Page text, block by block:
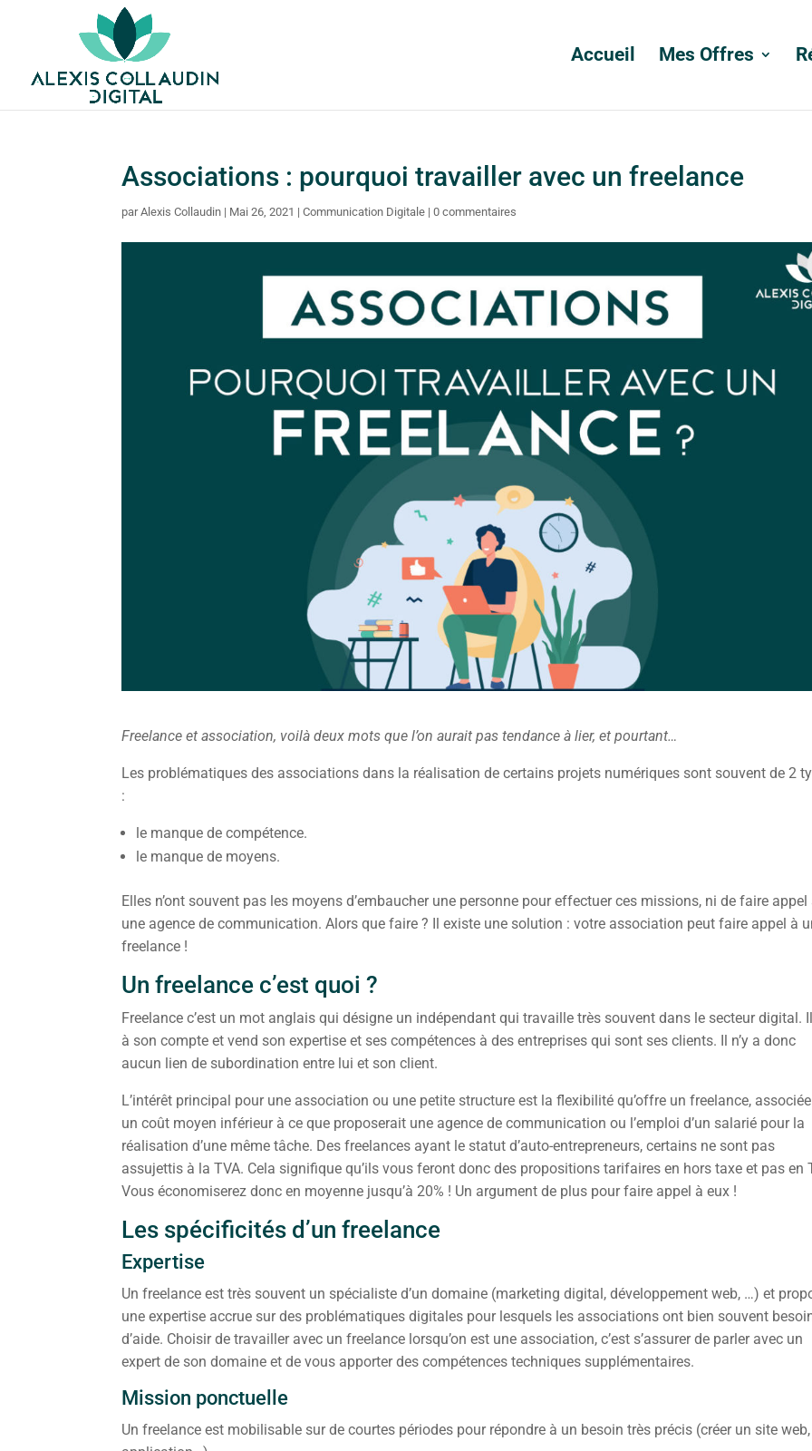
Accueil Mes Offres
Associations : pourquoi travailler avec un freelance
parAlexis Collaudin | Mai 26, 2021 |Communication Digitale |0 commentaires
Freelance et association, voilà deux mots que l’on aurait pas tendance à lier, et pourtant…
Les problématiques des associations dans la réalisation de certains projets numériques sont souvent de 2
:
le manque de compétence.
le manque de moyens.
Elles n’ont souvent pas les moyens d’embaucher une personne pour effectuer ces missions, ni de faire appel
une agence de communication. Alors que faire ? Il existe une solution : votre association peut faire appel à
freelance !
Un freelance c’est quoi ?
Freelance c’est un mot anglais qui désigne un indépendant qui travaille très souvent dans le secteur digital.
à son compte et vend son expertise et ses compétences à des entreprises qui sont ses clients. Il n’y a donc
aucun lien de subordination entre lui et son client.
L’intérêt principal pour une association ou une petite structure est la flexibilité qu’offre un freelance,
un coût moyen inférieur à ce que proposerait une agence de communication ou l’emploi d’un salarié pour la
réalisation d’une même tâche. Des freelances ayant le statut d’auto-entrepreneurs, certains ne sont pas
assujettis à la TVA. Cela signifique qu’ils vous feront donc des propositions tarifaires en hors taxe et pas en
Vous économiserez donc en moyenne jusqu’à 20% ! Un argument de plus pour faire appel à eux !
Les spécificités d’un freelance
Expertise
Un freelance est très souvent un spécialiste d’un domaine (marketing digital, développement web, …) et
une expertise accrue sur des problématiques digitales pour lesquels les associations ont bien souvent
d’aide. Choisir de travailler avec un freelance lorsqu’on est une association, c’est s’assurer de parler avec un
expert de son domaine et de vous apporter des compétences techniques supplémentaires.
Mission ponctuelle
Un freelance est mobilisable sur de courtes périodes pour répondre à un besoin très précis (créer un site